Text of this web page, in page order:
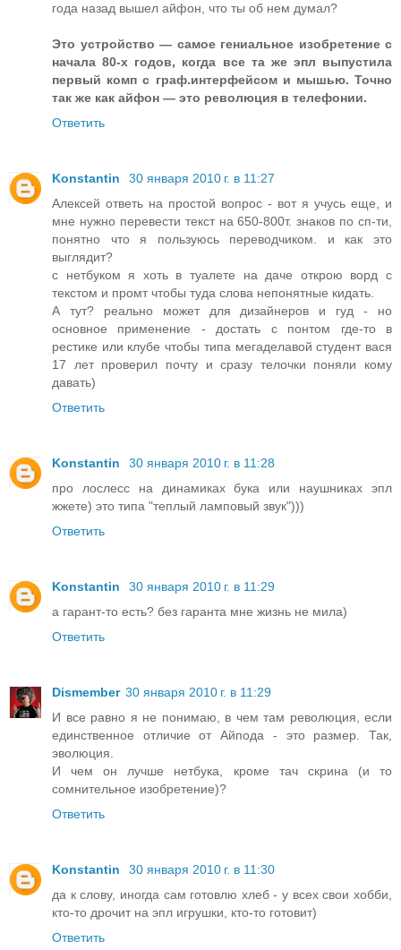
года назад вышел айфон, что ты об нем думал?
Это устройство — самое гениальное изобретение с
начала 80-х годов, когда все та же эпл выпустила
первый комп с граф.интерфейсом и мышью. Точно
так же как айфон — это революция в телефонии.
Ответить
Konstantin
30 января 2010 г. в 11:27
Алексей ответь на простой вопрос - вот я учусь еще, и
мне нужно перевести текст на 650-800т. знаков по сп-ти,
понятно что я пользуюсь переводчиком. и как это
выглядит?
с нетбуком я хоть в туалете на даче открою ворд с
текстом и промт чтобы туда слова непонятные кидать.
А тут? реально может для дизайнеров и гуд - но
основное применение - достать с понтом где-то в
рестике или клубе чтобы типа мегаделавой студент вася
17 лет проверил почту и сразу телочки поняли кому
давать)
Ответить
Konstantin
30 января 2010 г. в 11:28
про лослесс на динамиках бука или наушниках эпл
жжете) это типа "теплый ламповый звук")))
Ответить
Konstantin
30 января 2010 г. в 11:29
а гарант-то есть? без гаранта мне жизнь не мила)
Ответить
Dismember 30 января 2010 г. в 11:29
И все равно я не понимаю, в чем там революция, если
единственное отличие от Айпода - это размер. Так,
эволюция.
И чем он лучше нетбука, кроме тач скрина (и то
сомнительное изобретение)?
Ответить
Konstantin
30 января 2010 г. в 11:30
да к слову, иногда сам готовлю хлеб - у всех свои хобби,
кто-то дрочит на эпл игрушки, кто-то готовит)
Ответить